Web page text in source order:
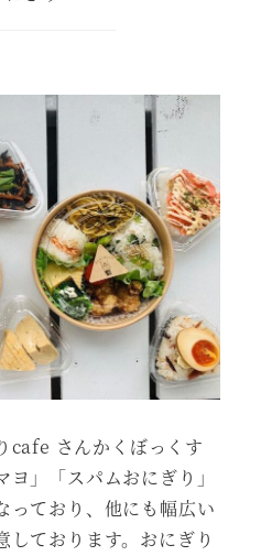
cafe さんかくぼっくす
」「スパムおにぎり」
っており、他にも幅広い
ております。おにぎり